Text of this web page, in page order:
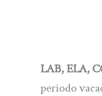
LAB, ELA,
periodo